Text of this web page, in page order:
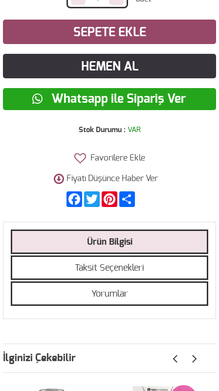
SEPETE EKLE
HEMEN AL
Whatsapp ile Sipariş Ver
Stok Durumu : VAR
Favorilere Ekle
Fiyatı Düşünce Haber Ver
FacebookTwitter Pinterest
Ürün Bilgisi
Taksit Seçenekleri
Yorumlar
İlginizi Çekebilir